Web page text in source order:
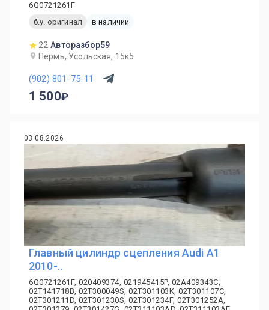
6Q0721261F
б.у. оригинал
в наличии
22 Авторазбор59
Пермь, Усольская, 15к5
(902) 801-75-11
1 500
03.08.2026
Главный цилиндр сцепления Audi A1
2010-..
6Q0721261F, 020409374, 021945415P, 02A409343C,
02T141718B, 02T300049S, 02T301103K, 02T301107C,
02T301211D, 02T301230S, 02T301234F, 02T301252A,